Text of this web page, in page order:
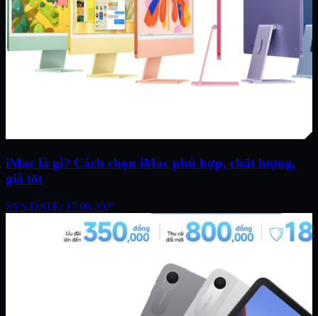
iMac là gì? Cách chọn iMac phù hợp, chất lượng,
giá tốt
SYS.DATE: 17.06.2026